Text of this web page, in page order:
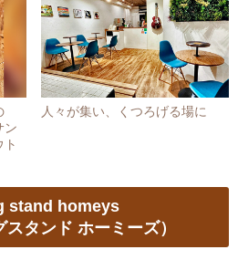
ン
ト
人々が集い、くつろげる場に
stand homeys
スタンド ホーミーズ）